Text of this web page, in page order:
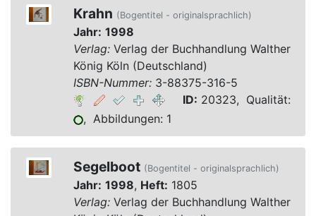
Krahn (Bogentitel - originalsprachlich)
Jahr: 1998
Verlag:Verlag der Buchhandlung Walther
König Köln (Deutschland)
ISBN-Nummer:3-88375-316-5
ID: 20323, Qualität:
, Abbildungen: 1
Segelboot (Bogentitel - originalsprachlich)
Jahr: 1998, Heft: 1805
Verlag:Verlag der Buchhandlung Walther